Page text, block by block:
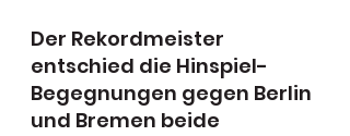
Der Rekordmeister
entschied die Hinspiel-
Begegnungen gegen Berlin
und Bremen beide